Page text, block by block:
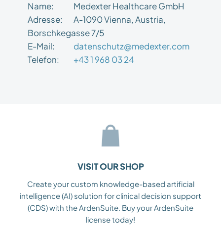
Name:
Medexter Healthcare GmbH
Adresse:
A-1090 Vienna, Austria,
Borschkegasse 7/5
E-Mail:
datenschutz@medexter.com
Telefon:
+43 1 968 03 24
VISIT OUR SHOP
Create your custom knowledge-based artificial
intelligence (AI) solution for clinical decision support
(CDS) with the ArdenSuite. Buy your ArdenSuite
license today!